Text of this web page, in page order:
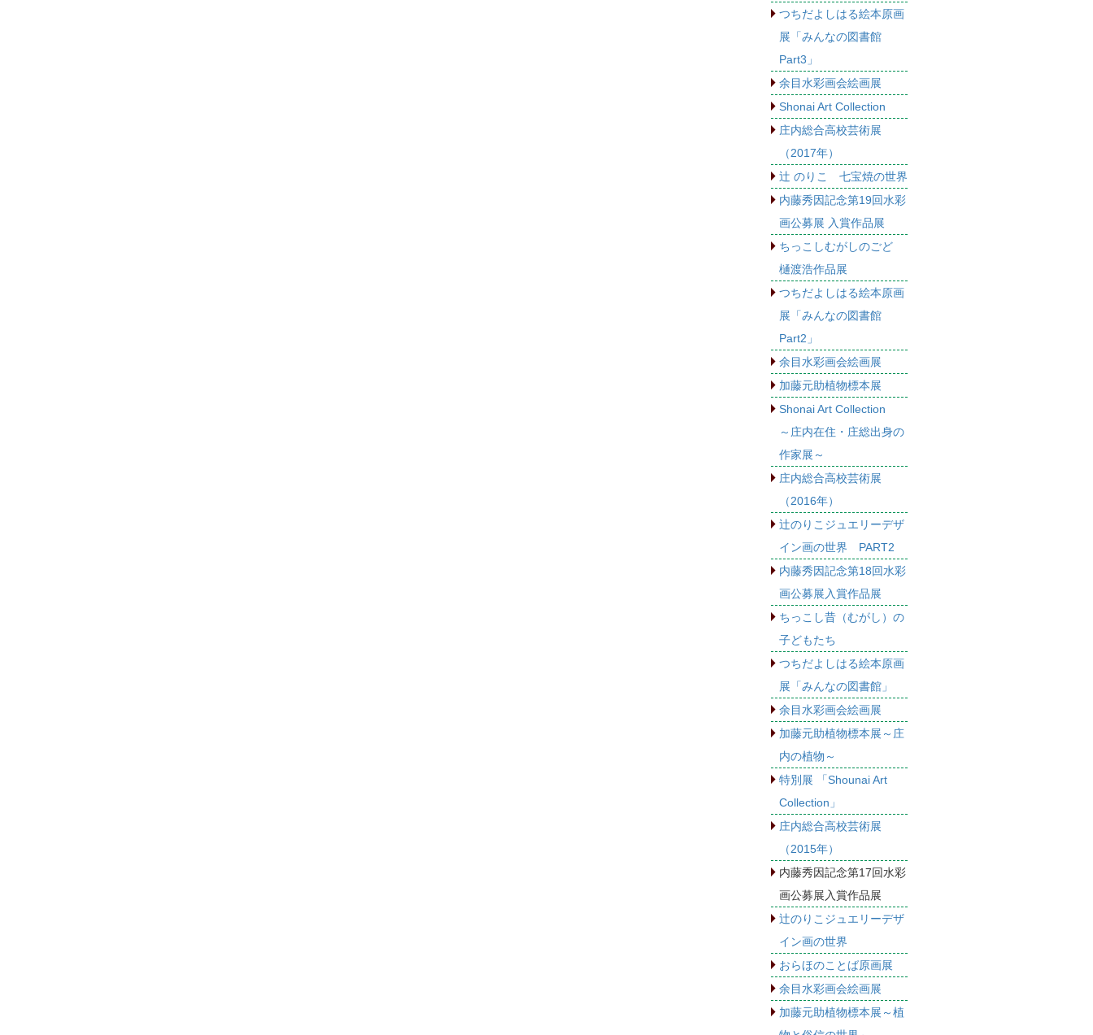
つちだよしはる絵本原画
展「みんなの図書館
Part3」
余目水彩画会絵画展
Shonai Art Collection
庄内総合高校芸術展
（2017年）
辻 のりこ 七宝焼の世界
内藤秀因記念第19回水彩
画公募展 入賞作品展
ちっこしむがしのごど
樋渡浩作品展
つちだよしはる絵本原画
展「みんなの図書館
Part2」
余目水彩画会絵画展
加藤元助植物標本展
Shonai Art Collection
～庄内在住・庄総出身の
作家展～
庄内総合高校芸術展
（2016年）
辻のりこジュエリーデザ
イン画の世界 PART2
内藤秀因記念第18回水彩
画公募展入賞作品展
ちっこし昔（むがし）の
子どもたち
つちだよしはる絵本原画
展「みんなの図書館」
余目水彩画会絵画展
加藤元助植物標本展～庄
内の植物～
特別展 「Shounai Art
Collection」
庄内総合高校芸術展
（2015年）
内藤秀因記念第17回水彩
画公募展入賞作品展
辻のりこジュエリーデザ
イン画の世界
おらほのことば原画展
余目水彩画会絵画展
加藤元助植物標本展～植